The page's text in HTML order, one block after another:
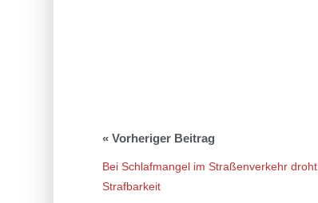
Bei Schlafmangel im Straßenverkehr droht
Strafbarkeit